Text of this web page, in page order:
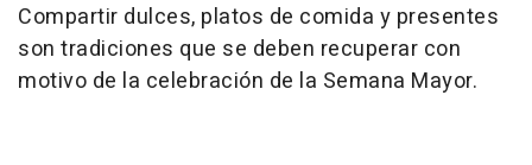
Compartir dulces, platos de comida y presentes
son tradiciones que se deben recuperar con
motivo de la celebración de la Semana Mayor.